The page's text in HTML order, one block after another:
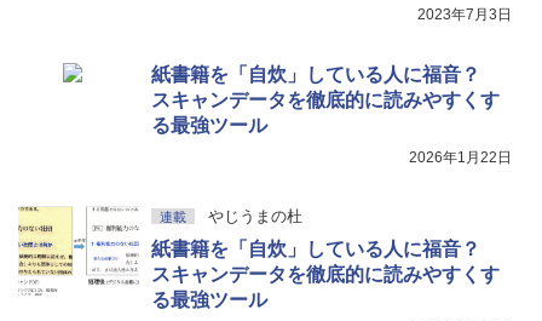
2023年7月3日
紙書籍を「自炊」している人に福音？
スキャンデータを徹底的に読みやすくす
る最強ツール
2026年1月22日
連載 やじうまの杜
紙書籍を「自炊」している人に福音？
スキャンデータを徹底的に読みやすくす
る最強ツール